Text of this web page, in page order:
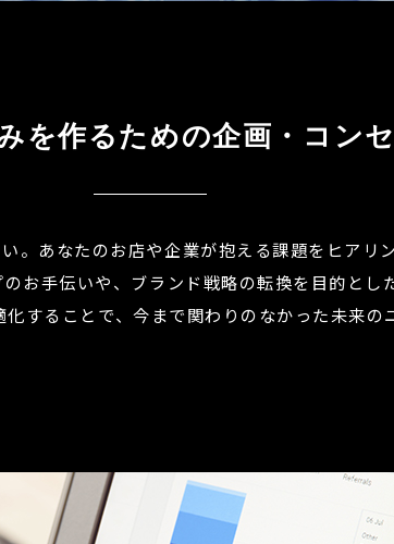
を作るための企画・コン
。あなたのお店や企業が抱える課題をヒアリ
お手伝いや、ブランド戦略の転換を目的とし
することで、今まで関わりのなかった未来の